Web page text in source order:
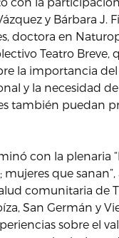
y Bárbara J.
doctora en
Teatro Breve,
la importancia
y la necesidad
también puedan
con la plenaria
que
comunitaria de
San Germán y
sobre el